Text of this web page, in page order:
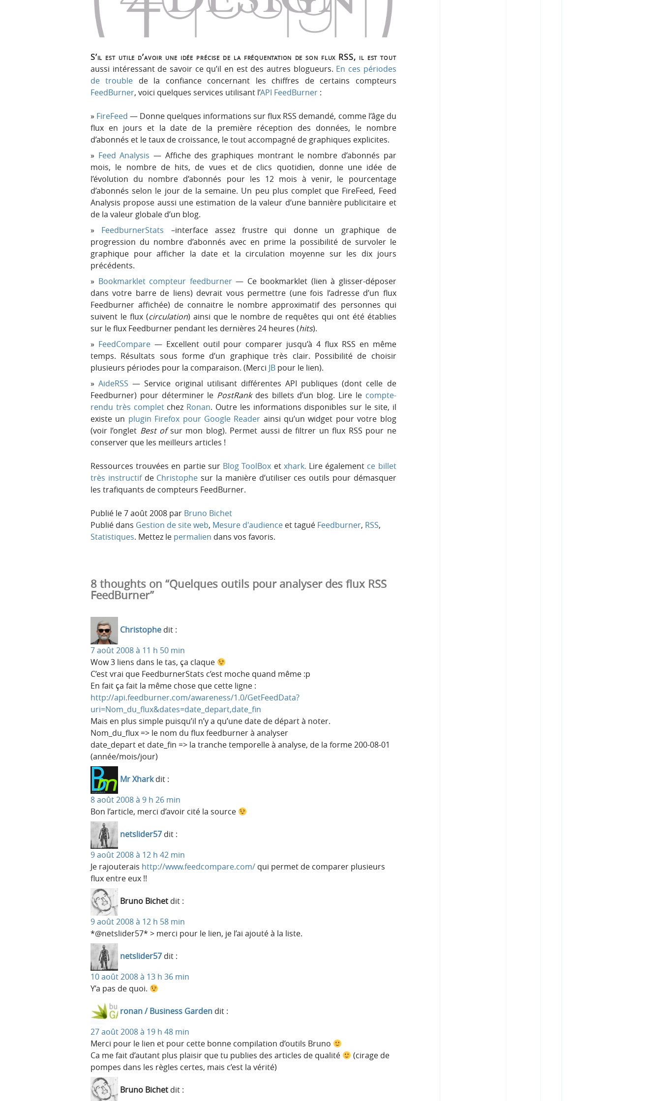
S’il est utile d’avoir une idée précise de la fréquentation de son flux RSS, il est tout
aussi intéressant de savoir ce qu’il en est des autres blogueurs. En ces périodes
de trouble de la confiance concernant les chiffres de certains compteurs
FeedBurner, voici quelques services utilisant l’API FeedBurner :
FireFeed — Donne quelques informations sur flux RSS demandé, comme l’âge du
flux en jours et la date de la première réception des données, le nombre
d’abonnés et le taux de croissance, le tout accompagné de graphiques explicites.
Feed Analysis — Affiche des graphiques montrant le nombre d’abonnés par
mois, le nombre de hits, de vues et de clics quotidien, donne une idée de
l’évolution du nombre d’abonnés pour les 12 mois à venir, le pourcentage
d’abonnés selon le jour de la semaine. Un peu plus complet que FireFeed, Feed
Analysis propose aussi une estimation de la valeur d’une bannière publicitaire et
de la valeur globale d’un blog.
FeedburnerStats –interface assez frustre qui donne un graphique de
progression du nombre d’abonnés avec en prime la possibilité de survoler le
graphique pour afficher la date et la circulation moyenne sur les dix jours
précédents.
Bookmarklet compteur feedburner— Ce bookmarklet (lien à glisser-déposer
dans votre barre de liens) devrait vous permettre (une fois l’adresse d’un flux
Feedburner affichée) de connaitre le nombre approximatif des personnes qui
suivent le flux (circulation) ainsi que le nombre de requêtes qui ont été établies
sur le flux Feedburner pendant les dernières 24 heures (hits).
FeedCompare— Excellent outil pour comparer jusqu’à 4 flux RSS en même
temps. Résultats sous forme d’un graphique très clair. Possibilité de choisir
plusieurs périodes pour la comparaison. (Merci JB pour le lien).
AideRSS — Service original utilisant différentes API publiques (dont celle de
Feedburner) pour déterminer le PostRankdes billets d’un blog. Lire le compte-
rendu très completchez Ronan. Outre les informations disponibles sur le site, il
existe un plugin Firefox pour Google Reader ainsi qu’un widget pour votre blog
(voir l’onglet Best ofsur mon blog). Permet aussi de filtrer un flux RSS pour ne
conserver que les meilleurs articles !
Ressources trouvées en partie sur Blog ToolBox et xhark. Lire également ce billet
très instructifde Christophe sur la manière d’utiliser ces outils pour démasquer
les trafiquants de compteurs FeedBurner.
Publié le7 août 2008 par Bruno Bichet
Publié dans Gestion de site web, Mesure d'audience et tagué Feedburner, RSS,
Statistiques. Mettez le permalien dans vos favoris.
8 thoughts on “Quelques outils pour analyser des flux RSS
FeedBurner”
Christophe dit :
7 août 2008 à 11 h 50 min
Wow 3 liens dans le tas, ça claque
C’est vrai que FeedburnerStats c’est moche quand même :p
En fait ça fait la même chose que cette ligne :
http://api.feedburner.com/awareness/1.0/GetFeedData?
uri=Nom_du_flux&dates=date_depart,date_fin
Mais en plus simple puisqu’il n’y a qu’une date de départ à noter.
Nom_du_flux => le nom du flux feedburner à analyser
date_depart et date_fin => la tranche temporelle à analyse, de la forme 200-08-01
(année/mois/jour)
Mr Xhark dit :
8 août 2008 à 9 h 26 min
Bon l’article, merci d’avoir cité la source
netslider57 dit :
9 août 2008 à 12 h 42 min
Je rajouterais http://www.feedcompare.com/ qui permet de comparer plusieurs
flux entre eux !!
Bruno Bichet dit :
9 août 2008 à 12 h 58 min
*@netslider57* > merci pour le lien, je l’ai ajouté à la liste.
netslider57 dit :
10 août 2008 à 13 h 36 min
Y’a pas de quoi.
ronan / Business Garden dit :
27 août 2008 à 19 h 48 min
Merci pour le lien et pour cette bonne compilation d’outils Bruno
Ca me fait d’autant plus plaisir que tu publies des articles de qualité
(cirage de
pompes dans les règles certes, mais c’est la vérité)
Bruno Bichet dit :